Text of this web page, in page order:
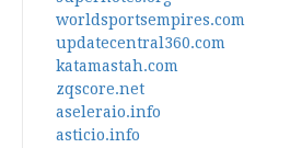
worldsportsempires.com
updatecentral360.com
katamastah.com
zqscore.net
aseleraio.info
asticio.info